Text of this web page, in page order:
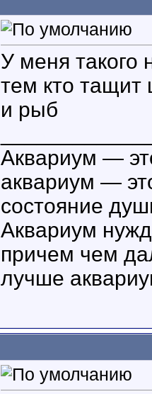
У меня такого
тем кто
и рыб
Аквариум —
аквариум —
состояние
Аквариум
причем чем
лучше